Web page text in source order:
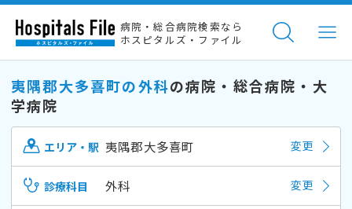
病院・総合病院検索なら
ホスピタルズ・ファイル
夷隅郡大多喜町の外科の病院・総合病院・大
学病院
エリア・駅 夷隅郡大多喜町 変更
診療科目 外科 変更